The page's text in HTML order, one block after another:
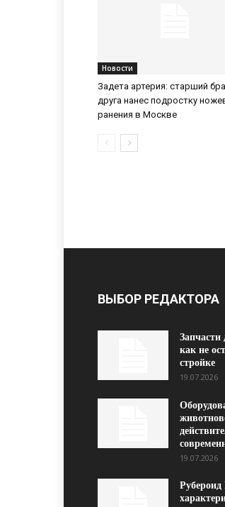
Новости
Задета артерия: старший
друга нанес подростку
ранения в Москве
ВЫБОР РЕДАКТОРА
Запчасти
как не
стройке
19.07.2026
19.07.2026